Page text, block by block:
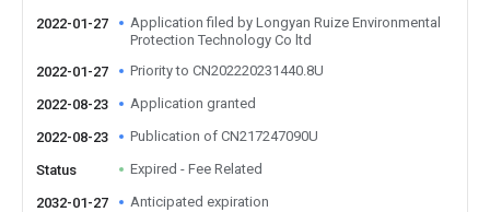
2022-01-27
Application filed by Longyan Ruize Environmental
Protection Technology Co ltd
2022-01-27
Priority to CN202220231440.8U
2022-08-23 Application granted
2022-08-23 Publication of CN217247090U
Status Expired - Fee Related
2032-01-27 Anticipated expiration